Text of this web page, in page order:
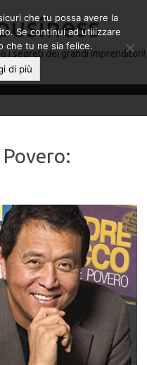
i segreti dei grandi imprenditori!
che tu possa avere la
Se continui ad utilizzare
che tu ne sia felice.
di più